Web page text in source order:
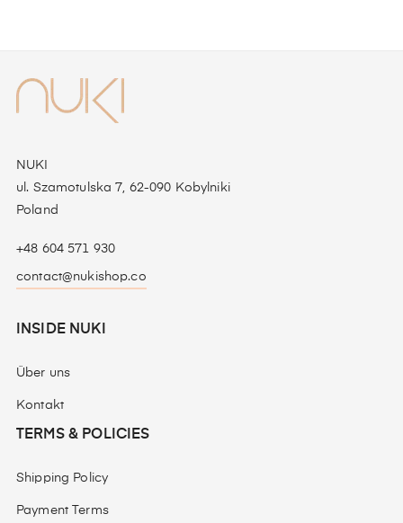
NUKI
ul. Szamotulska 7, 62-090 Kobylniki
Poland
+48 604 571 930
contact@nukishop.co
INSIDE NUKI
Über uns
Kontakt
TERMS & POLICIES
Shipping Policy
Payment Terms